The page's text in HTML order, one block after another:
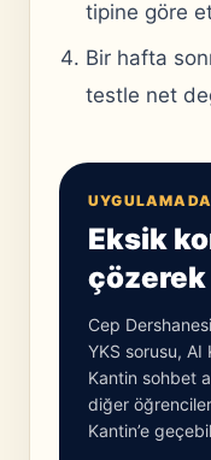
tipine göre
Bir hafta
testle net
Eksik
Cep
YKS sorusu, AI
Kantin sohbet
diğer
Kantin’e